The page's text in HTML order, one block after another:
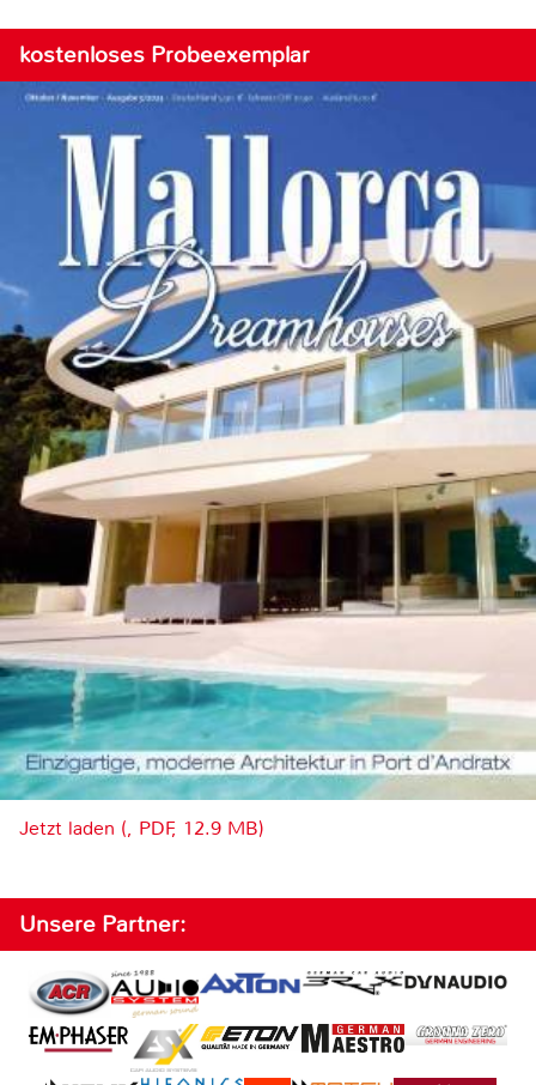
kostenloses Probeexemplar
Jetzt laden (, PDF, 12.9 MB)
Unsere Partner: